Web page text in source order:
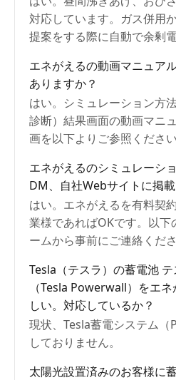
対応しています。ガス併用
提案をする際に自動で余剰
上げを自動で試算可能です
エネがえるの動画マニュア
ありますか？
はい。シミュレーション方
診断）結果画面の動画マニ
画を以下よりご参照ください
エネがえるのシミュレーシ
DM、自社Webサイトに掲
はい。エネがえるを有料契
業様であればOKです。以下
ームから事前にご連絡くださ
Tesla（テスラ）の蓄電池
（Tesla Powerwall）をエ
しい。対応しているか？
現状、Tesla蓄電システム
しておりません。
太陽光設置済みのお客様に